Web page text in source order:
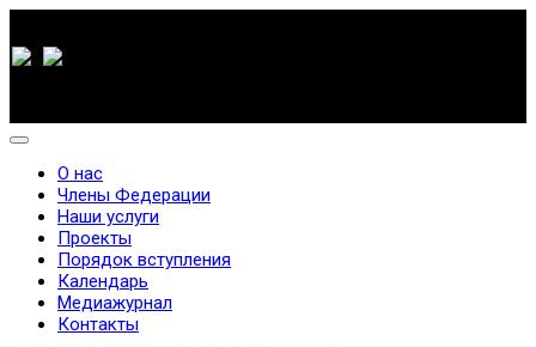
О нас
Члены Федерации
Наши услуги
Проекты
Порядок вступления
Календарь
Медиажурнал
Контакты